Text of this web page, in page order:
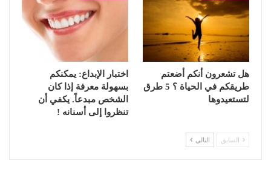
هل تشعرون أنكم أضعتم
طريقكم في الحياة ؟ 5 طرق
لتستعيدوها
اختبار الإبداع: يمكنكم
بسهولة معرفة إذا كان
الشخص مبدعاً. يكفي أن
تنظروا إلى أسنانه !
السابق التالي